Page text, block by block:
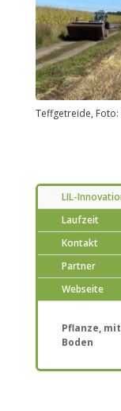
Teffgetreide, Foto:
LIL-
Laufzeit
Kontakt
Partner
Webseite
Pflanze,
Boden